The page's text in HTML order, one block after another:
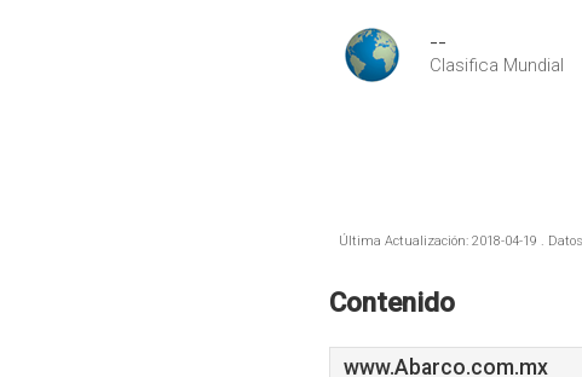
--
Clasifica Mundial
Última Actualización: 2018-04-19 .
Contenido
www.Abarco.com.mx